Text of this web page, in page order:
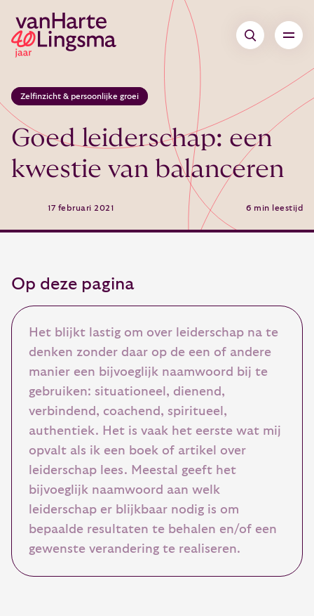
Zelfinzicht & persoonlijke groei
Goed leiderschap: een
kwestie van balanceren
17 februari 2021 6 min leestijd
Op deze pagina
Het blijkt lastig om over leiderschap na te
denken zonder daar op de een of andere
manier een bijvoeglijk naamwoord bij te
gebruiken: situationeel, dienend,
verbindend, coachend, spiritueel,
authentiek. Het is vaak het eerste wat mij
opvalt als ik een boek of artikel over
leiderschap lees. Meestal geeft het
bijvoeglijk naamwoord aan welk
leiderschap er blijkbaar nodig is om
bepaalde resultaten te behalen en/of een
gewenste verandering te realiseren.